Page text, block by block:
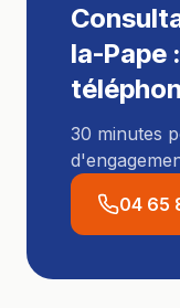
la-Pape
30 minutes
04 65